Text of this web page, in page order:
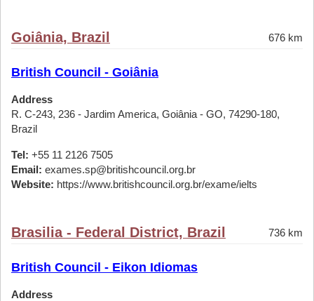
Goiânia, Brazil 676 km
British Council - Goiânia
Address
R. C-243, 236 - Jardim America, Goiânia - GO, 74290-180,
Brazil
Tel: +55 11 2126 7505
Email: exames.sp@britishcouncil.org.br
Website: https://www.britishcouncil.org.br/exame/ielts
Brasilia - Federal District, Brazil 736 km
British Council - Eikon Idiomas
Address